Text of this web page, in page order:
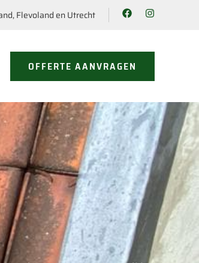
Flevoland en Utrecht
OFFERTE AANVRAGEN